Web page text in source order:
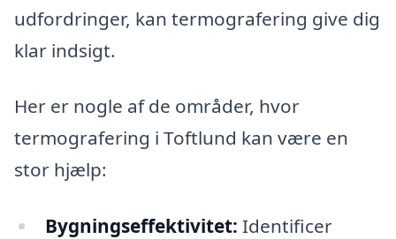
udfordringer, kan termografering give dig
klar indsigt.
Her er nogle af de områder, hvor
termografering i Toftlund kan være en
stor hjælp:
Bygningseffektivitet: Identificer